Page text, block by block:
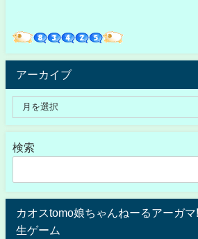
アーカイブ
検索
カオスtomo娘ちゃんねーるアーガ
生ゲーム